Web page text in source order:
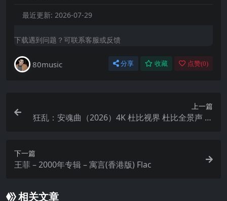
最近更新: 2026-07-29
下载遇到问题？可联系客服或反馈
80music 分享 收藏 点赞(0)
上一篇
狂乱：安魂曲（2026）4K 杜比视界 杜比全景声 内
下一篇
王菲 – 2000年专辑 – 寓言(香港版) Flac
相关文章